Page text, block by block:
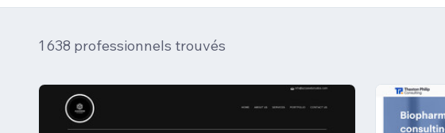
1 638 professionnels trouvés